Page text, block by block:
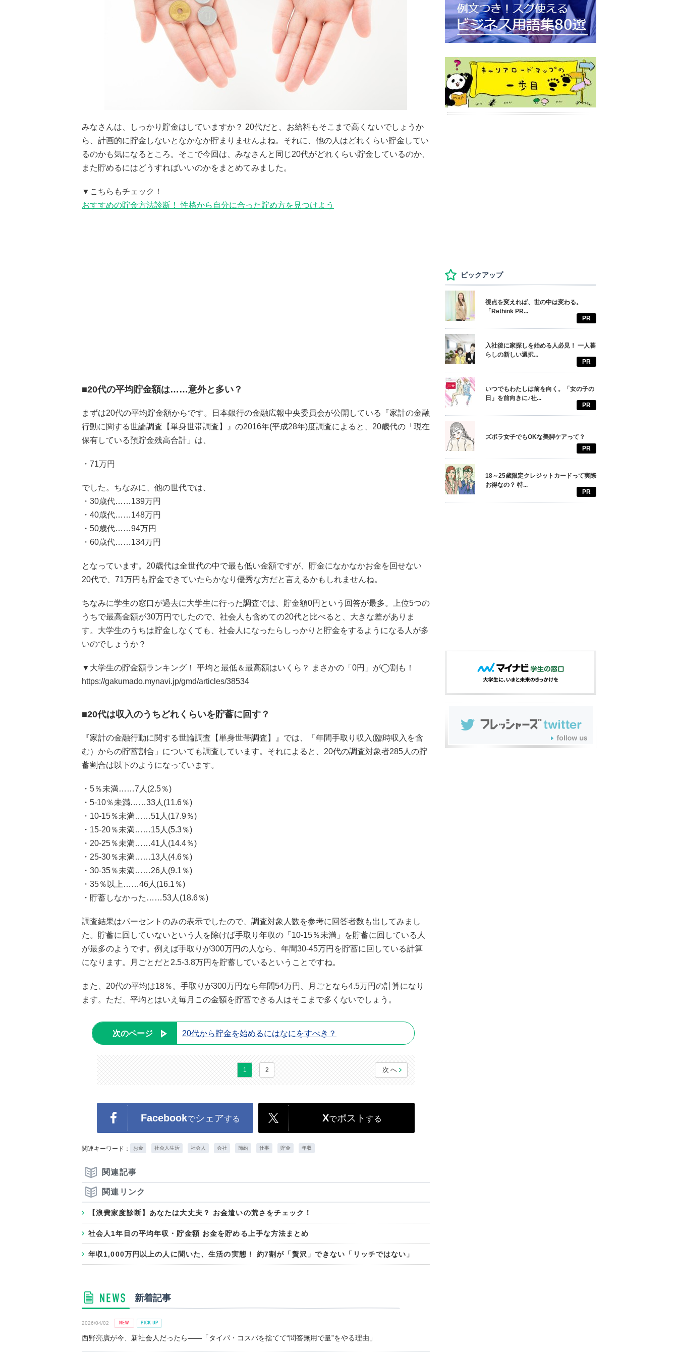
みなさんは、しっかり貯金はしていますか？ 20代だと、お給料もそこまで高くないでしょうか
ら、計画的に貯金しないとなかなか貯まりませんよね。それに、他の人はどれくらい貯金してい
るのかも気になるところ。そこで今回は、みなさんと同じ20代がどれくらい貯金しているのか、
また貯めるにはどうすればいいのかをまとめてみました。
▼こちらもチェック！
おすすめの貯金方法診断！ 性格から自分に合った貯め方を見つけよう
■20代の平均貯金額は……意外と多い？
まずは20代の平均貯金額からです。日本銀行の金融広報中央委員会が公開している『家計の金融
行動に関する世論調査【単身世帯調査】』の2016年(平成28年)度調査によると、20歳代の「現在
保有している預貯金残高合計」は、
・71万円
でした。ちなみに、他の世代では、
・30歳代……139万円
・40歳代……148万円
・50歳代……94万円
・60歳代……134万円
となっています。20歳代は全世代の中で最も低い金額ですが、貯金になかなかお金を回せない
20代で、71万円も貯金できていたらかなり優秀な方だと言えるかもしれませんね。
ちなみに学生の窓口が過去に大学生に行った調査では、貯金額0円という回答が最多。上位5つの
うちで最高金額が30万円でしたので、社会人も含めての20代と比べると、大きな差がありま
す。大学生のうちは貯金しなくても、社会人になったらしっかりと貯金をするようになる人が多
いのでしょうか？
▼大学生の貯金額ランキング！ 平均と最低＆最高額はいくら？ まさかの「0円」が◯割も！
https://gakumado.mynavi.jp/gmd/articles/38534
■20代は収入のうちどれくらいを貯蓄に回す？
『家計の金融行動に関する世論調査【単身世帯調査】』では、「年間手取り収入(臨時収入を含
む）からの貯蓄割合」についても調査しています。それによると、20代の調査対象者285人の貯
蓄割合は以下のようになっています。
・5％未満……7人(2.5％)
・5-10％未満……33人(11.6％)
・10-15％未満……51人(17.9％)
・15-20％未満……15人(5.3％)
・20-25％未満……41人(14.4％)
・25-30％未満……13人(4.6％)
・30-35％未満……26人(9.1％)
・35％以上……46人(16.1％)
・貯蓄しなかった……53人(18.6％)
調査結果はパーセントのみの表示でしたので、調査対象人数を参考に回答者数も出してみまし
た。貯蓄に回していないという人を除けば手取り年収の「10-15％未満」を貯蓄に回している人
が最多のようです。例えば手取りが300万円の人なら、年間30-45万円を貯蓄に回している計算
になります。月ごとだと2.5-3.8万円を貯蓄しているということですね。
また、20代の平均は18％。手取りが300万円なら年間54万円、月ごとなら4.5万円の計算になり
ます。ただ、平均とはいえ毎月この金額を貯蓄できる人はそこまで多くないでしょう。
次のページ 20代から貯金を始めるにはなにをすべき？
1 2 次へ
Facebookでシェアする Xでポスト する
関連キーワード： お金 社会人生活 社会人 会社 節約 仕事 貯金 年収
関連記事
関連リンク
【浪費家度診断】あなたは大丈夫？ お金遣いの荒さをチェック！
社会人1年目の平均年収・貯金額 お金を貯める上手な方法まとめ
年収1,000万円以上の人に聞いた、生活の実態！ 約7割が「贅沢」できない「リッチではない」
新着記事
2026/04/02
西野亮廣が今、新社会人だったら――「タイパ・コスパを捨てて“問答無用で量”をやる理由」
ピックアップ
視点を変えれば、世の中は変わる。
「Rethink PR...
PR
入社後に家探しを始める人必見！ 一人暮
らしの新しい選択...
PR
いつでもわたしは前を向く。「女の子の
日」を前向きに♪社...
PR
ズボラ女子でもOKな美脚ケアって？
PR
18～25歳限定クレジットカードって実際
お得なの？ 特...
PR